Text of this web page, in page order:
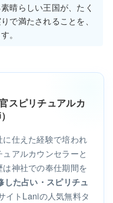
晴らしい王国が、たく
で満たされることを、
。
官スピリチュアルカ
仕えた経験で培われ
アルカウンセラーと
神社での奉仕期間を
した占い・スピリチュ
サイトLaniの人気無料タ